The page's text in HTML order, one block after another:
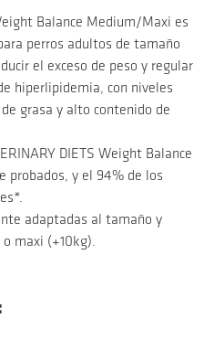
Balance Medium/Maxi es
perros adultos de tamaño
el exceso de peso y regular
hiperlipidemia, con niveles
grasa y alto contenido de
DIETS Weight Balance
probados, y el 94% de los
adaptadas al tamaño y
maxi (+10kg).